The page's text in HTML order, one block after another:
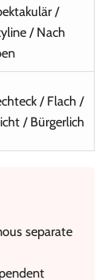
/
/ Nach
/ Flach /
/ Bürgerlich
separate